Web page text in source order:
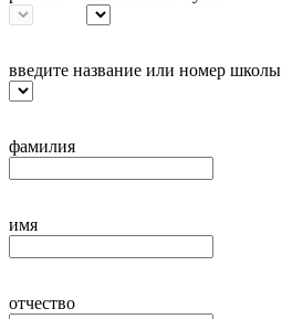
введите название или номер школы
фамилия
имя
отчество